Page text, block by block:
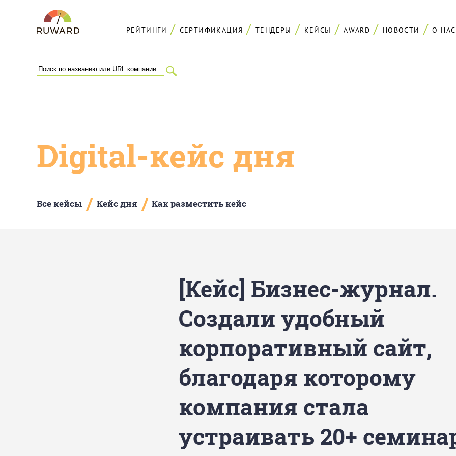
РЕЙТИНГИ СЕРТИФИКАЦИЯ ТЕНДЕРЫ КЕЙСЫ AWARD НОВОСТИ О НАС
Digital-кейс дня
Все кейсы / Кейс дня / Как разместить кейс
[Кейс] Бизнес-журнал.
Создали удобный
корпоративный сайт,
благодаря которому
компания стала
устраивать 20+